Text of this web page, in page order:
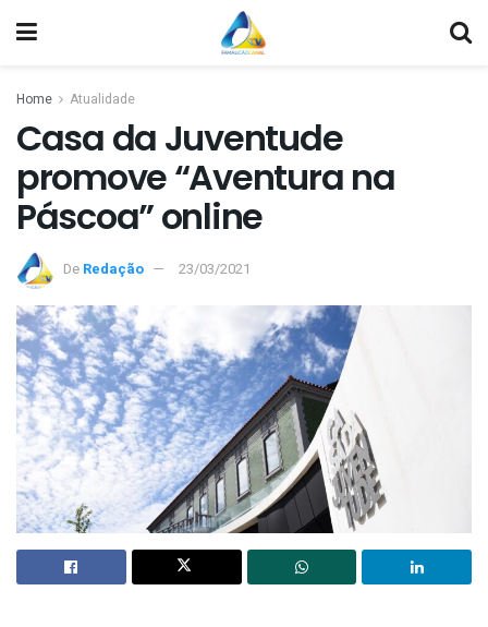
Home Atualidade
Casa da Juventude
promove “Aventura na
Páscoa” online
De Redação 23/03/2021